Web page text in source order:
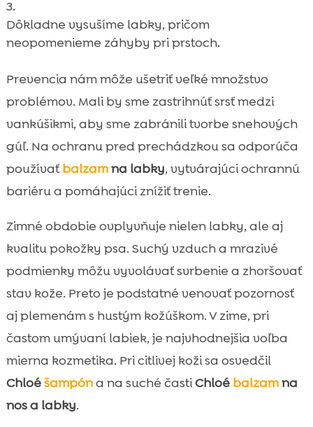
Dôkladne vysušíme labky, pričom
neopomenieme záhyby pri prstoch.
Prevencia nám môže ušetriť veľké množstvo
problémov. Mali by sme zastrihnúť srsť medzi
vankúšikmi, aby sme zabránili tvorbe snehových
gúľ. Na ochranu pred prechádzkou sa odporúča
používaťbalzamna labky, vytvárajúci ochrannú
bariéru a pomáhajúci znížiť trenie.
Zimné obdobie ovplyvňuje nielen labky, ale aj
kvalitu pokožky psa. Suchý vzduch a mrazivé
podmienky môžu vyvolávať svrbenie a zhoršovať
stav kože. Preto je podstatné venovať pozornosť
aj plemenám s hustým kožúškom. V zime, pri
častom umývaní labiek, je najvhodnejšia voľba
mierna kozmetika. Pri citlivej koži sa osvedčil
Chloéšampóna na suché častiChloé balzamna
nos a labky.